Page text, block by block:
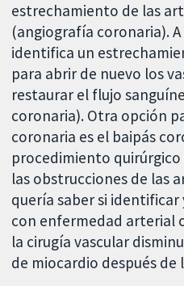
estrechamiento de las
(angiografía coronaria).
identifica un
para abrir de nuevo los
restaurar el flujo
coronaria). Otra opción
coronaria es el baipás
procedimiento
las obstrucciones de las
quería saber si
con enfermedad arterial
la cirugía vascular
de miocardio después de